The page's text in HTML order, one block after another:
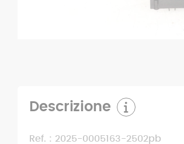
Descrizione
Ref. : 2025-0005163-2502pb